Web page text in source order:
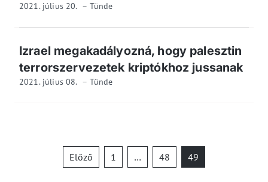
2021. július 20. Tünde
Izrael megakadályozná, hogy palesztin
terrorszervezetek kriptókhoz jussanak
2021. július 08. Tünde
Bejegyzések
lapozása
Előző 1 … 48 49